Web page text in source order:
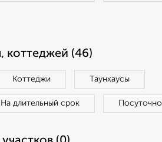
коттеджей (46)
Коттеджи Таунхаусы
На длительный срок Посуточно